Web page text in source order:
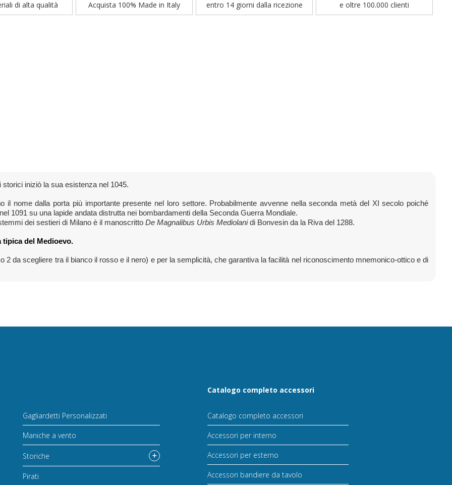
di alta qualità Acquista 100% Made in Italy entro 14 giorni dalla ricezione e oltre 100.000 clienti
storici iniziò la sua esistenza nel 1045.
il nome dalla porta più importante presente nel loro settore. Probabilmente avvenne nella seconda metà del XI secolo poiché
1091 su una lapide andata distrutta nei bombardamenti della Seconda Guerra Mondiale.
dei sestieri di Milano è il manoscritto De Magnalibus Urbis Mediolanidi Bonvesin da la Riva del 1288.
tipica del Medioevo.
da scegliere tra il bianco il rosso e il nero) e per la semplicità, che garantiva la facilità nel riconoscimento mnemonico-ottico e di
Gagliardetti Personalizzati
Maniche a vento
Storiche
Pirati
Catalogo completo accessori
Catalogo completo accessori
Accessori per interno
Accessori per esterno
Accessori bandiere da tavolo